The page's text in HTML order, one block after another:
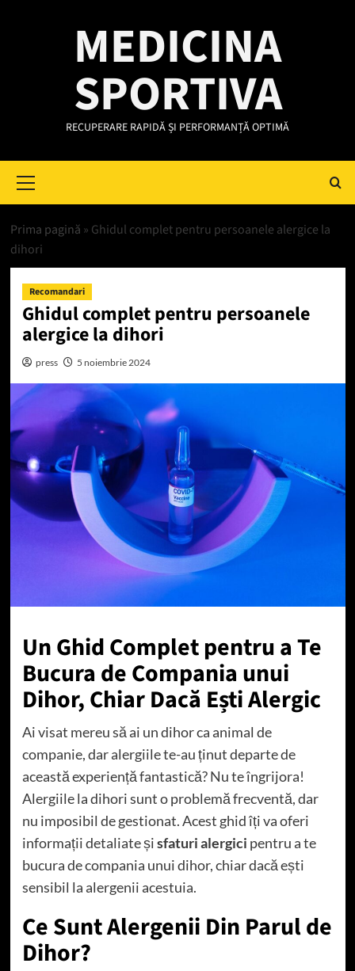
MEDICINA
SPORTIVA
RECUPERARE RAPIDĂ ȘI PERFORMANȚĂ OPTIMĂ
Menu
Prima pagină » Ghidul complet pentru persoanele alergice la
dihori
Recomandari
Ghidul complet pentru persoanele
alergice la dihori
press 5 noiembrie 2024
Un Ghid Complet pentru a Te
Bucura de Compania unui
Dihor, Chiar Dacă Ești Alergic
Ai visat mereu să ai un dihor ca animal de
companie, dar alergiile te-au ținut departe de
această experiență fantastică? Nu te îngrijora!
Alergiile la dihori sunt o problemă frecventă, dar
nu imposibil de gestionat. Acest ghid îți va oferi
informații detaliate șisfaturi alergici pentru a te
bucura de compania unui dihor, chiar dacă ești
sensibil la alergenii acestuia.
Ce Sunt Alergenii Din Parul de
Dihor?